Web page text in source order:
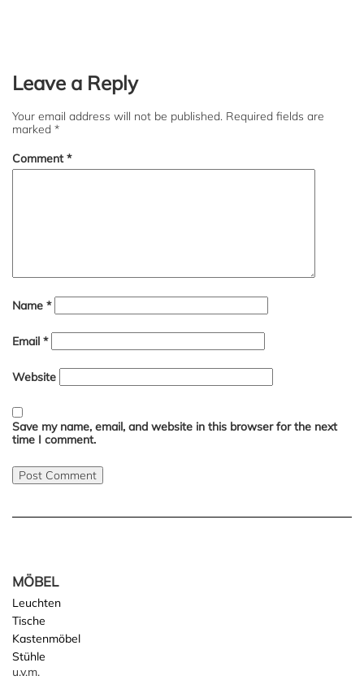
Leave a Reply
Your email address will not be published. Required fields are
marked *
Comment*
Name *
Email *
Website
Save my name, email, and website in this browser for the next
time I comment.
MÖBEL
Leuchten
Tische
Kastenmöbel
Stühle
u.v.m.